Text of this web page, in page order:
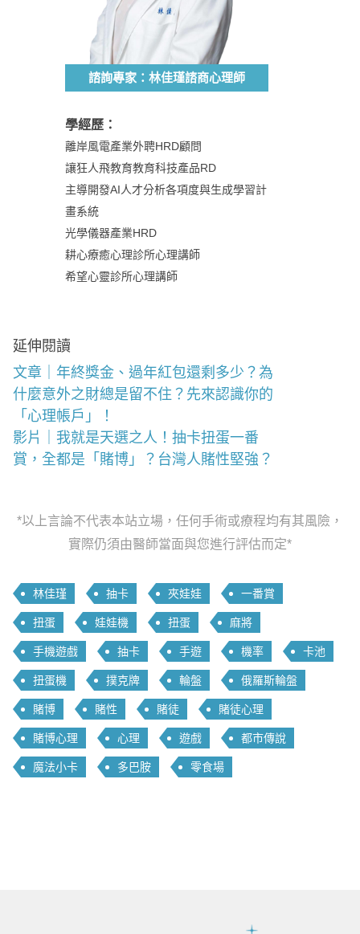
諮詢專家：林佳瑾諮商心理師
學經歷：
離岸風電產業外聘HRD顧問
讓狂人飛教育教育科技產品RD
主導開發AI人才分析各項度與生成學習計
畫系統
光學儀器產業HRD
耕心療癒心理診所心理講師
希望心靈診所心理講師
延伸閱讀
文章｜年終獎金、過年紅包還剩多少？為
什麼意外之財總是留不住？先來認識你的
「心理帳戶」！
影片｜我就是天選之人！抽卡扭蛋一番
賞，全都是「賭博」？台灣人賭性堅強？
*以上言論不代表本站立場，任何手術或療程均有其風險，
實際仍須由醫師當面與您進行評估而定*
林佳瑾 抽卡 夾娃娃 一番賞
扭蛋 娃娃機 扭蛋 麻將
手機遊戲 抽卡 手遊 機率 卡池
扭蛋機 撲克牌 輪盤 俄羅斯輪盤
賭博 賭性 賭徒 賭徒心理
賭博心理 心理 遊戲 都市傳說
魔法小卡 多巴胺 零食場